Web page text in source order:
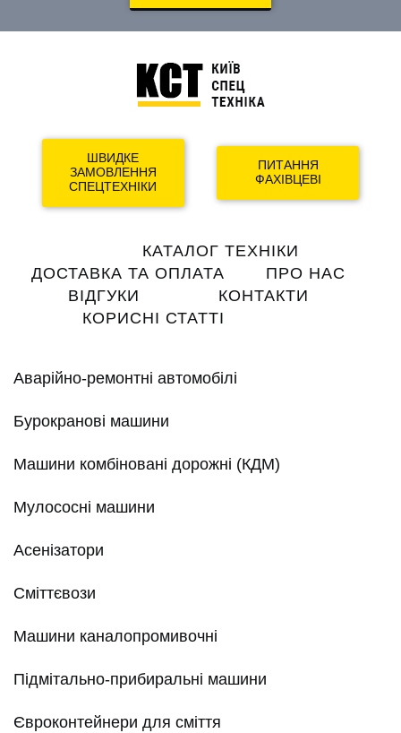
ШВИДКЕ
ЗАМОВЛЕННЯ
СПЕЦТЕХНІКИ
ПИТАННЯ
ФАХІВЦЕВІ
navigation
КАТАЛОГ ТЕХНІКИ
ДОСТАВКА ТА ОПЛАТА
ПРО НАС
ВІДГУКИ
КОНТАКТИ
КОРИСНІ СТАТТІ
Аварійно-ремонтні автомобілі
Бурокранові машини
Машини комбіновані дорожні (КДМ)
Мулососні машини
Асенізатори
Сміттєвози
Машини каналопромивочні
Підмітально-прибиральні машини
Євроконтейнери для сміття